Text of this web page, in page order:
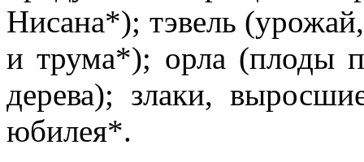
Нисана*); тэвель
и трума*); орла (плоды
дерева); злаки,
юбилея*.